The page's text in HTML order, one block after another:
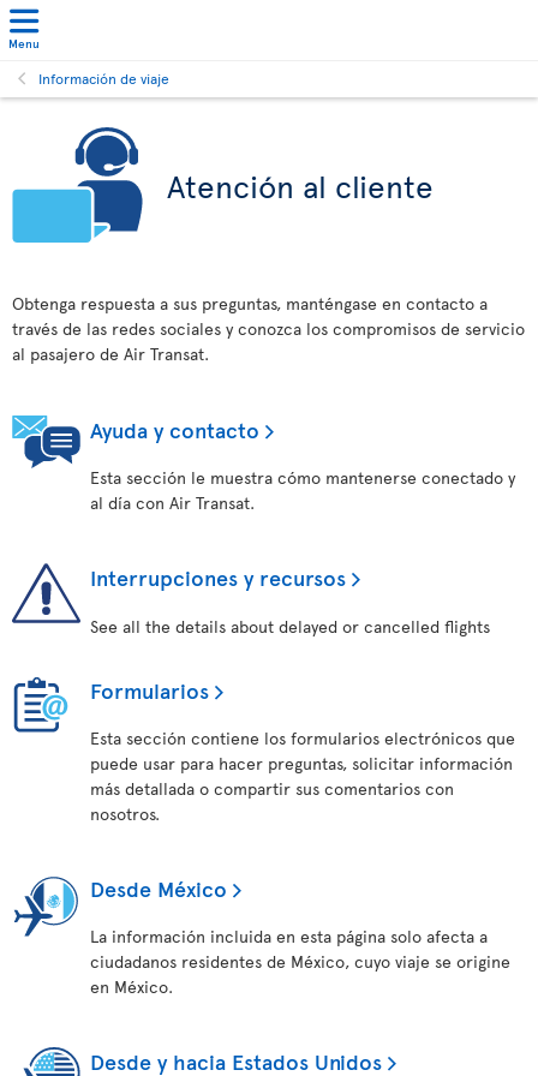
Menu
Información de viaje
Atención al cliente
Obtenga respuesta a sus preguntas, manténgase en contacto a
través de las redes sociales y conozca los compromisos de servicio
al pasajero de Air Transat.
Ayuda y contacto
Esta sección le muestra cómo mantenerse conectado y
al día con Air Transat.
Interrupciones y recursos
See all the details about delayed or cancelled flights
Formularios
Esta sección contiene los formularios electrónicos que
puede usar para hacer preguntas, solicitar información
más detallada o compartir sus comentarios con
nosotros.
Desde México
La información incluida en esta página solo afecta a
ciudadanos residentes de México, cuyo viaje se origine
en México.
Desde y hacia Estados Unidos